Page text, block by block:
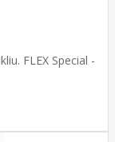
FLEX Special -